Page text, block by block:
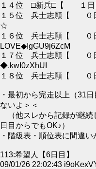
１４位 □新兵□【 １日
１５位 兵士志願【 ０日
☆
１６位 兵士志願【 ０日
LOVE◆IgGU9j6ZcM
１７位 兵士志願【 ０日
◆.kwI0zXhUI
１８位 兵士志願【 ０日
・最初から完走以上（31
ないよ＞＜
（他スレから記録が継続
日目からでもOK♪）
・階級表・順位表に間違
113:希望人【6日目】
09/01/26 22:02:43